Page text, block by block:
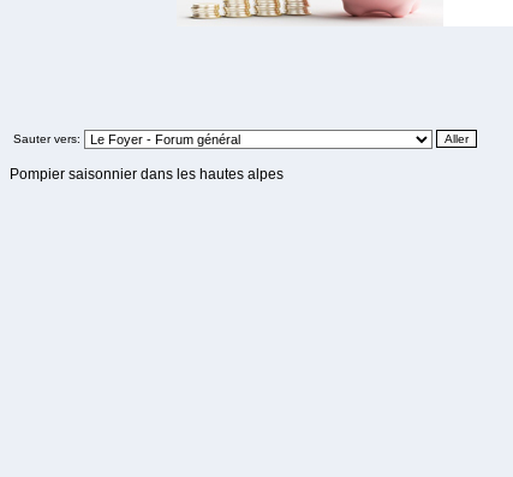
Sauter vers:
Pompier saisonnier dans les hautes alpes